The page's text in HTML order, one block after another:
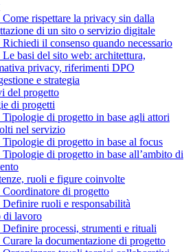
Come rispettare la privacy sin dalla
di un sito o servizio digitale
Richiedi il consenso quando necessario
Le basi del sito web: architettura,
privacy, riferimenti DPO
e strategia
del progetto
di progetti
Tipologie di progetto in base agli attori
nel servizio
Tipologie di progetto in base al focus
Tipologie di progetto in base all’ambito di
ruoli e figure coinvolte
Coordinatore di progetto
Definire ruoli e responsabilità
di lavoro
Definire processi, strumenti e rituali
Curare la documentazione di progetto